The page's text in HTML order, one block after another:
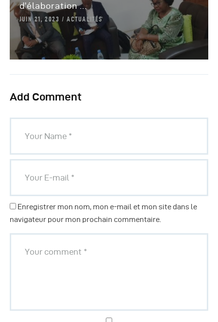
d’élaboration ...
JUIN 21, 2023 ACTUALITÉS
Add Comment
Enregistrer mon nom, mon e-mail et mon site dans le
navigateur pour mon prochain commentaire.